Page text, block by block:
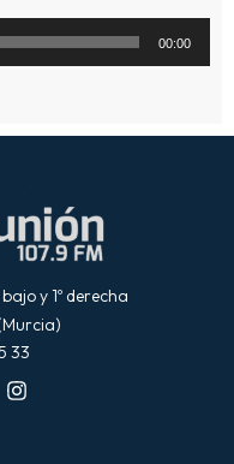
00:00
y 1º derecha
33